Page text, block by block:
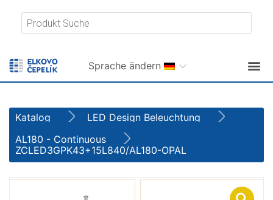
Sprache ändern
Katalog
LED Design Beleuchtung
AL180 - Continuous
ZCLED3GPK43+15L840/AL180-OPAL